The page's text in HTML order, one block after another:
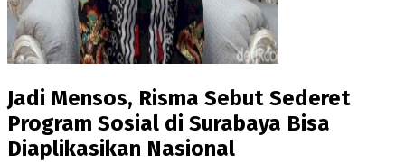
Jadi Mensos, Risma Sebut Sederet
Program Sosial di Surabaya Bisa
Diaplikasikan Nasional